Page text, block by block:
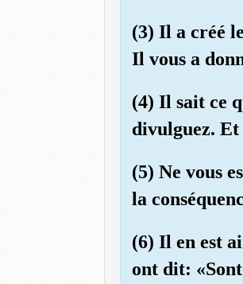
(3) Il a créé
Il vous a
(4) Il sait ce
divulguez.
(5) Ne vous
la
(6) Il en est
ont dit: